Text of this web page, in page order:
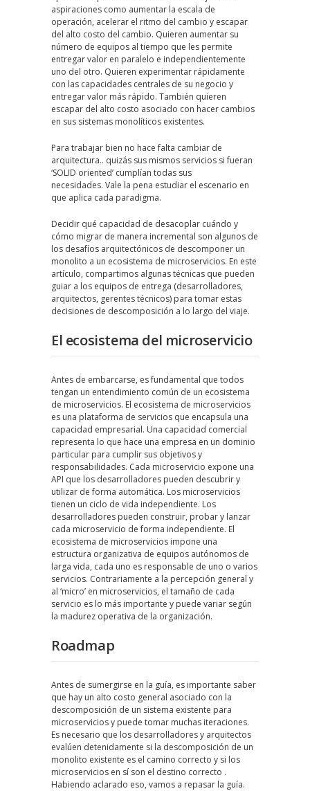
aspiraciones como aumentar la escala de
operación, acelerar el ritmo del cambio y escapar
del alto costo del cambio. Quieren aumentar su
número de equipos al tiempo que les permite
entregar valor en paralelo e independientemente
uno del otro. Quieren experimentar rápidamente
con las capacidades centrales de su negocio y
entregar valor más rápido. También quieren
escapar del alto costo asociado con hacer cambios
en sus sistemas monolíticos existentes.
Para trabajar bien no hace falta cambiar de
arquitectura.. quizás sus mismos servicios si fueran
‘SOLID oriented’ cumplían todas sus
necesidades. Vale la pena estudiar el escenario en
que aplica cada paradigma.
Decidir qué capacidad de desacoplar cuándo y
cómo migrar de manera incremental son algunos de
los desafíos arquitectónicos de descomponer un
monolito a un ecosistema de microservicios. En este
artículo, compartimos algunas técnicas que pueden
guiar a los equipos de entrega (desarrolladores,
arquitectos, gerentes técnicos) para tomar estas
decisiones de descomposición a lo largo del viaje.
El ecosistema del microservicio
Antes de embarcarse, es fundamental que todos
tengan un entendimiento común de un ecosistema
de microservicios. El ecosistema de microservicios
es una plataforma de servicios que encapsula una
capacidad empresarial. Una capacidad comercial
representa lo que hace una empresa en un dominio
particular para cumplir sus objetivos y
responsabilidades. Cada microservicio expone una
API que los desarrolladores pueden descubrir y
utilizar de forma automática. Los microservicios
tienen un ciclo de vida independiente. Los
desarrolladores pueden construir, probar y lanzar
cada microservicio de forma independiente. El
ecosistema de microservicios impone una
estructura organizativa de equipos autónomos de
larga vida, cada uno es responsable de uno o varios
servicios. Contrariamente a la percepción general y
al ‘micro’ en microservicios, el tamaño de cada
servicio es lo más importante y puede variar según
la madurez operativa de la organización.
Roadmap
Antes de sumergirse en la guía, es importante saber
que hay un alto costo general asociado con la
descomposición de un sistema existente para
microservicios y puede tomar muchas iteraciones.
Es necesario que los desarrolladores y arquitectos
evalúen detenidamente si la descomposición de un
monolito existente es el camino correcto y si los
microservicios en sí son el destino correcto .
Habiendo aclarado eso, vamos a repasar la guía.